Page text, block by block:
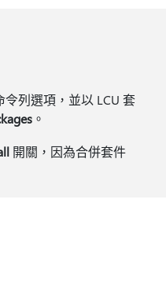
令列選項，並以 LCU 套
。
開關，因為合併套件